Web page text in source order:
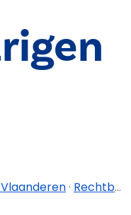
· Rechtbank eerste aanleg Oost-Vlaanderen - afdeling Oudenaarde